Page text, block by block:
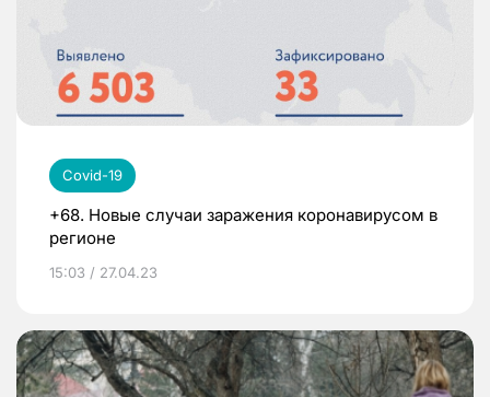
Covid-19
+68. Новые случаи заражения коронавирусом в
регионе
15:03 / 27.04.23